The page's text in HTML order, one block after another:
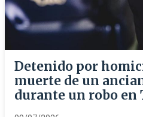
Detenido por
muerte de un
durante un robo en